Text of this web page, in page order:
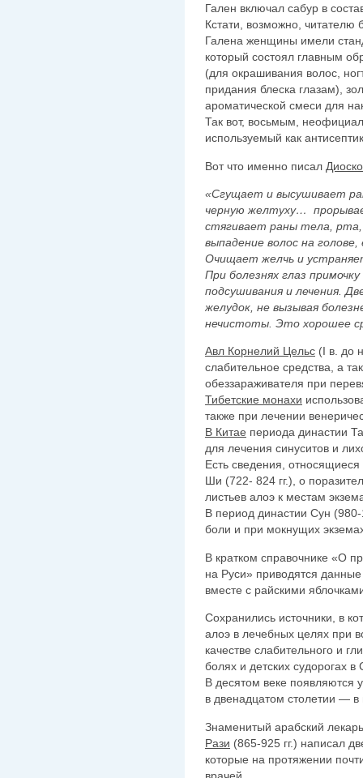
Гален включал сабур в
Кстати, возможно, читателю
Галена женщины имели
который состоял главным
(для окрашивания волос,
придания блеска глазам),
ароматической смеси для
Так вот, восьмым,
используемый как
Вот что именно писал
«Сгущает и высушивает
черную желтуху…
стягивает раны тела, рта,
выпадение волос на
Очищает желчь и
При болезнях глаз
подсушивания и лечения.
желудок, не вызывая
нечистоты. Это хорошее
Авл Корнелий Цельс (I в. до
слабительное средства, а
обеззараживателя при
Тибетские монахи
также при лечении
В Китае периода династии
для лечения синуситов и
Есть сведения,
Ши (722- 824 гг.), о
листьев алоэ к местам
В период династии Сун (980-
боли и при мокнущих
В кратком справочнике «О
на Руси» приводятся
вместе с райскими
Сохранились источники, в
алоэ в лечебных целях при
качестве слабительного и
болях и детских судорогах в
В десятом веке появляются
в двенадцатом столетии —
Знаменитый арабский
Рази (865-925 гг.) написал
которые на протяжении
врачей.